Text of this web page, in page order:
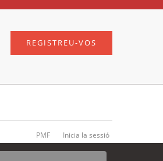
REGISTREU-VOS
PMF Inicia la sessió